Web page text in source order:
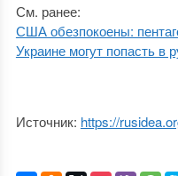
См. ранее:
США обезпокоены:
Украине могут попасть
Источник: https://